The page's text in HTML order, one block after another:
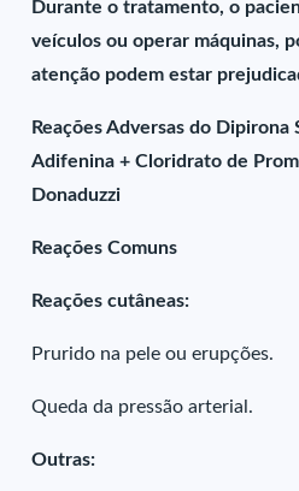
Durante o tratamento, o
veículos ou operar máquinas,
atenção podem estar
Reações Adversas do
Adifenina + Cloridrato de
Donaduzzi
Reações Comuns
Reações cutâneas:
Prurido na pele ou erupções.
Queda da pressão arterial.
Outras: